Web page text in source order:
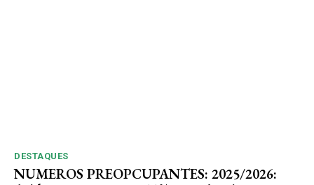
DESTAQUES
NUMEROS PREOPCUPANTES: 2025/2026: